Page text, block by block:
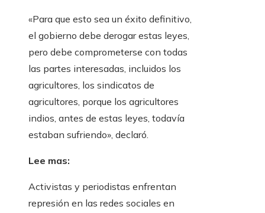
«Para que esto sea un éxito definitivo,
el gobierno debe derogar estas leyes,
pero debe comprometerse con todas
las partes interesadas, incluidos los
agricultores, los sindicatos de
agricultores, porque los agricultores
indios, antes de estas leyes, todavía
estaban sufriendo», declaró.
Lee mas:
Activistas y periodistas enfrentan
represión en las redes sociales en